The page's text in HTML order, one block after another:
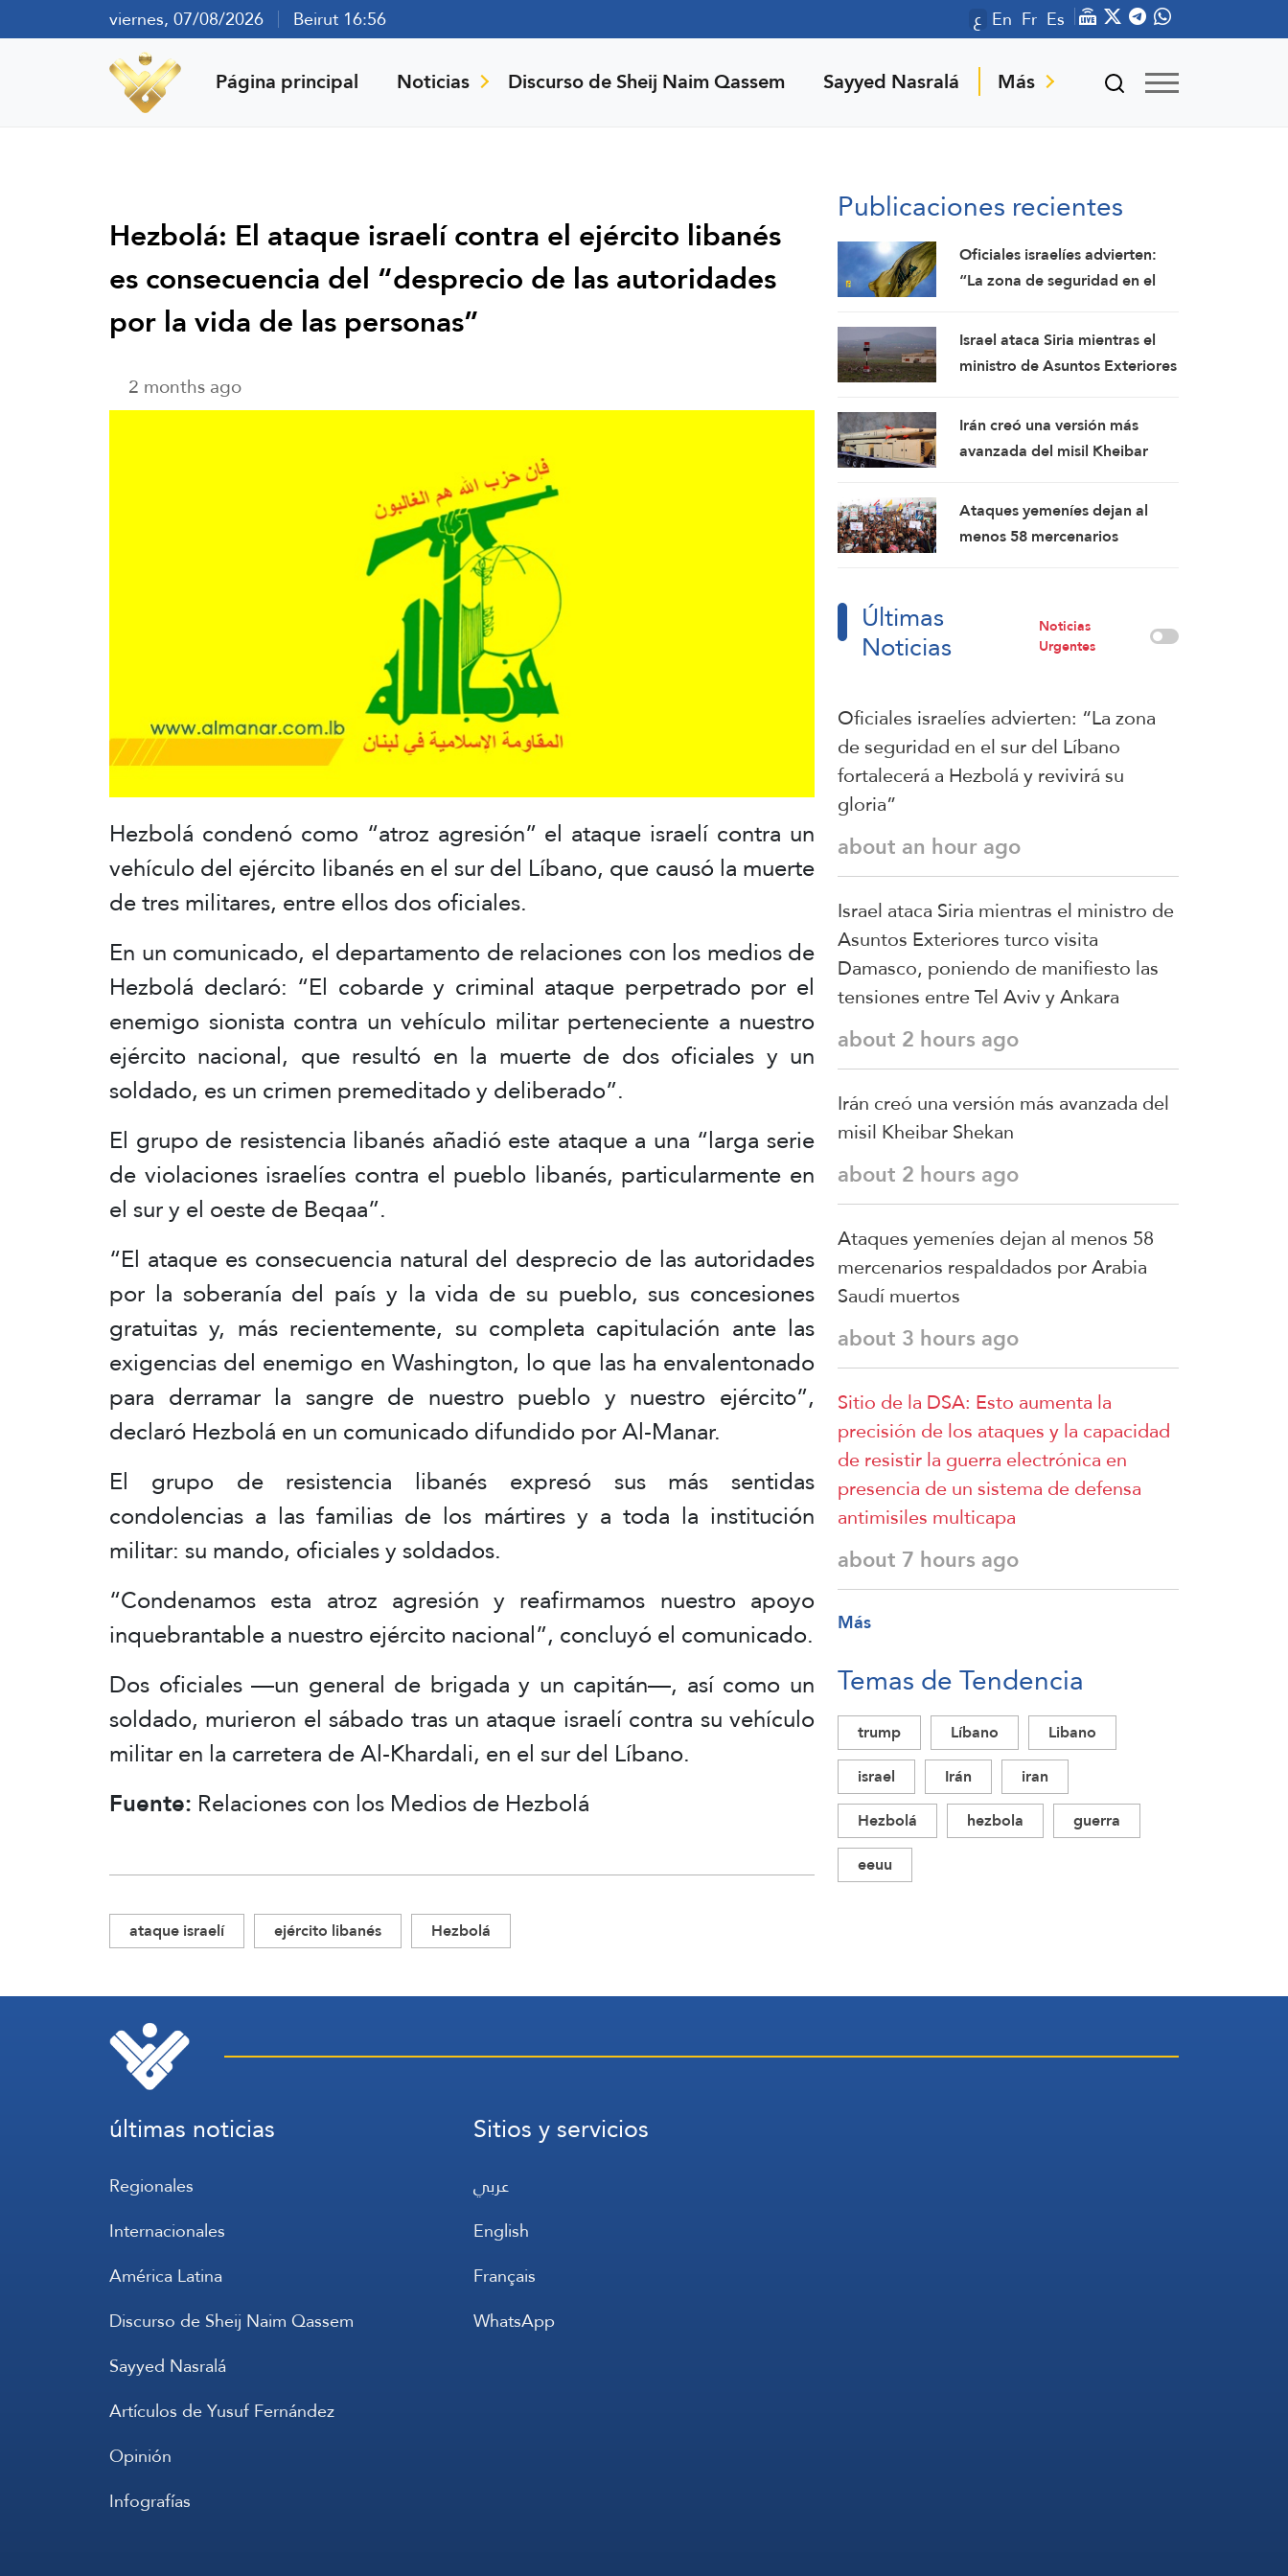
viernes, 07/08/2026 Beirut 16:56 ع En Fr Es
Página principal Noticias Discurso de Sheij Naim Qassem Sayyed Nasralá Más
Hezbolá: El ataque israelí contra el ejército libanés
es consecuencia del “desprecio de las autoridades
por la vida de las personas”
2 months ago
Hezbolá condenó como “atroz agresión” el ataque israelí contra un
vehículo del ejército libanés en el sur del Líbano, que causó la muerte
de tres militares, entre ellos dos oficiales.
En un comunicado, el departamento de relaciones con los medios de
Hezbolá declaró: “El cobarde y criminal ataque perpetrado por el
enemigo sionista contra un vehículo militar perteneciente a nuestro
ejército nacional, que resultó en la muerte de dos oficiales y un
soldado, es un crimen premeditado y deliberado”.
El grupo de resistencia libanés añadió este ataque a una “larga serie
de violaciones israelíes contra el pueblo libanés, particularmente en
el sur y el oeste de Beqaa”.
“El ataque es consecuencia natural del desprecio de las autoridades
por la soberanía del país y la vida de su pueblo, sus concesiones
gratuitas y, más recientemente, su completa capitulación ante las
exigencias del enemigo en Washington, lo que las ha envalentonado
para derramar la sangre de nuestro pueblo y nuestro ejército”,
declaró Hezbolá en un comunicado difundido por Al-Manar.
El grupo de resistencia libanés expresó sus más sentidas
condolencias a las familias de los mártires y a toda la institución
militar: su mando, oficiales y soldados.
“Condenamos esta atroz agresión y reafirmamos nuestro apoyo
inquebrantable a nuestro ejército nacional”, concluyó el comunicado.
Dos oficiales —un general de brigada y un capitán—, así como un
soldado, murieron el sábado tras un ataque israelí contra su vehículo
militar en la carretera de Al-Khardali, en el sur del Líbano.
Fuente: Relaciones con los Medios de Hezbolá
ataque israelí ejército libanés Hezbolá
Publicaciones recientes
Oficiales israelíes advierten:
“La zona de seguridad en el
Hezbolá y revivirá su gloria”
Israel ataca Siria mientras el
ministro de Asuntos Exteriores
poniendo de manifiesto las
tensiones entre Tel Aviv y
Irán creó una versión más
avanzada del misil Kheibar
Ataques yemeníes dejan al
menos 58 mercenarios
Últimas
Noticias
Noticias
Urgentes
Oficiales israelíes advierten: “La zona
de seguridad en el sur del Líbano
fortalecerá a Hezbolá y revivirá su
gloria”
about an hour ago
Israel ataca Siria mientras el ministro de
Asuntos Exteriores turco visita
Damasco, poniendo de manifiesto las
tensiones entre Tel Aviv y Ankara
about 2 hours ago
Irán creó una versión más avanzada del
misil Kheibar Shekan
about 2 hours ago
Ataques yemeníes dejan al menos 58
mercenarios respaldados por Arabia
Saudí muertos
about 3 hours ago
Sitio de la DSA: Esto aumenta la
precisión de los ataques y la capacidad
de resistir la guerra electrónica en
presencia de un sistema de defensa
antimisiles multicapa
about 7 hours ago
Más
Temas de Tendencia
trump Líbano
Libano
israel
Irán
iran
Hezbolá
hezbola
guerra
eeuu
últimas noticias
Regionales
Internacionales
América Latina
Discurso de Sheij Naim Qassem
Sayyed Nasralá
Artículos de Yusuf Fernández
Opinión
Infografías
Sitios y servicios
عربي
English
Français
WhatsApp